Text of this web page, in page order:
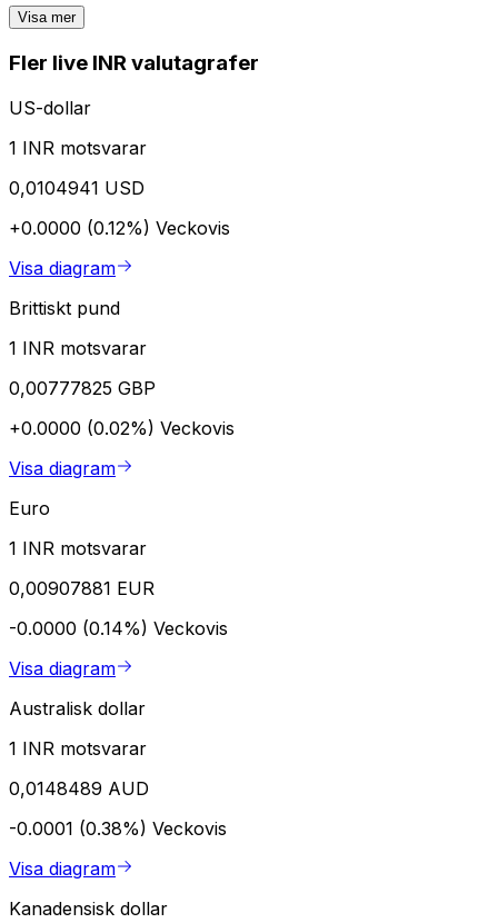
Visa mer
Fler live INR valutagrafer
US-dollar
1 INR motsvarar
0,0104941 USD
+0.0000 (0.12%) Veckovis
Visa diagram
Brittiskt pund
1 INR motsvarar
0,00777825 GBP
+0.0000 (0.02%) Veckovis
Visa diagram
Euro
1 INR motsvarar
0,00907881 EUR
-0.0000 (0.14%) Veckovis
Visa diagram
Australisk dollar
1 INR motsvarar
0,0148489 AUD
-0.0001 (0.38%) Veckovis
Visa diagram
Kanadensisk dollar